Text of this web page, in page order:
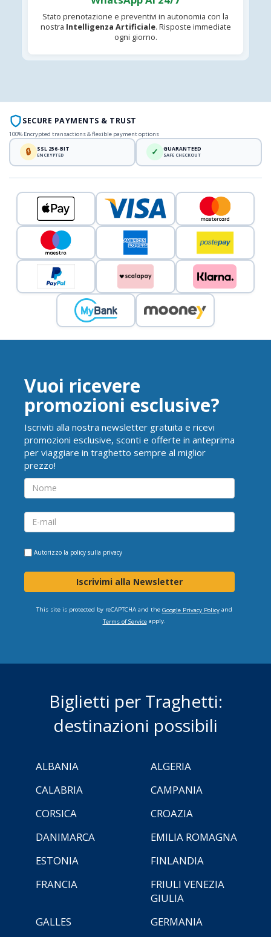
Stato prenotazione e preventivi in autonomia con la
nostra Intelligenza Artificiale. Risposte immediate
ogni giorno.
SECURE PAYMENTS & TRUST
100% Encrypted transactions & flexible payment options
🔒 SSL 256-BIT
ENCRYPTED ✓ GUARANTEED
SAFE CHECKOUT
Vuoi ricevere
promozioni esclusive?
Iscriviti alla nostra newsletter gratuita e ricevi
promozioni esclusive, sconti e offerte in anteprima
per viaggiare in traghetto sempre al miglior
prezzo!
Autorizzo la policy sulla privacy
Iscrivimi alla Newsletter
This site is protected by reCAPTCHA and the Google Privacy Policyand
Terms of Serviceapply.
Biglietti per Traghetti:
destinazioni possibili
ALBANIA
ALGERIA
CALABRIA
CAMPANIA
CORSICA
CROAZIA
DANIMARCA
EMILIA ROMAGNA
ESTONIA
FINLANDIA
FRANCIA
FRIULI VENEZIA
GIULIA
GALLES
GERMANIA